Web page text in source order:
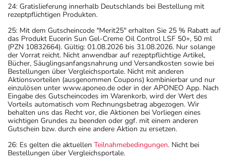
24: Gratislieferung innerhalb Deutschlands bei Bestellung mit
rezeptpflichtigen Produkten.
25: Mit dem Gutscheincode "Merit25" erhalten Sie 25 % Rabatt auf
das Produkt Eucerin Sun Gel-Creme Oil Control LSF 50+, 50 ml
(PZN 10832664). Gültig: 01.08.2026 bis 31.08.2026. Nur solange
der Vorrat reicht. Nicht anwendbar auf rezeptpflichtige Artikel,
Bücher, Säuglingsanfangsnahrung und Versandkosten sowie bei
Bestellungen über Vergleichsportale. Nicht mit anderen
Aktionsvorteilen (ausgenommen Coupons) kombinierbar und nur
einzulösen unter www.aponeo.de oder in der APONEO App. Nach
Eingabe des Gutscheincodes im Warenkorb, wird der Wert des
Vorteils automatisch vom Rechnungsbetrag abgezogen. Wir
behalten uns das Recht vor, die Aktionen bei Vorliegen eines
wichtigen Grundes zu beenden oder ggf. mit einem anderen
Gutschein bzw. durch eine andere Aktion zu ersetzen.
26: Es gelten die aktuellen Teilnahmebedingungen. Nicht bei
Bestellungen über Vergleichsportale.